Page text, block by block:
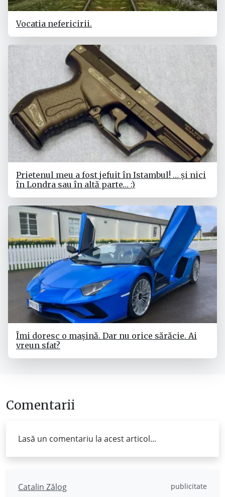
Vocatia nefericirii.
Prietenul meu a fost jefuit în Istambul! … și nici
în Londra sau în altă parte… :)
Îmi doresc o mașină. Dar nu orice sărăcie. Ai
vreun sfat?
Comentarii
Lasă un comentariu la acest articol...
Catalin Zălog publicitate